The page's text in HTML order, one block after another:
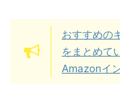
おすすめの
をまとめて
Amazonイ